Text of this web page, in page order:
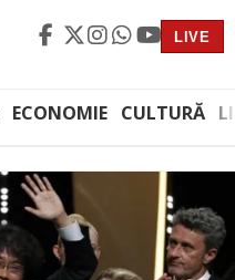
LIVE
ECONOMIE CULTURĂ